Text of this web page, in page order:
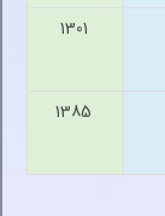
1301
1385